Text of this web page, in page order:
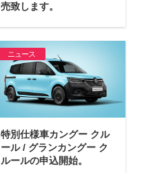
売致します。
ニュース
特別仕様車カングー クル
ール / グランカングー ク
ルールの申込開始。